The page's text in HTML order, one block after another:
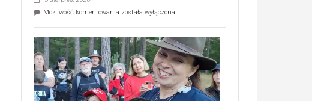
Możliwość komentowania Ekologiczne
–
prawdziwy
skarb
natury
[wideo]
została wyłączona